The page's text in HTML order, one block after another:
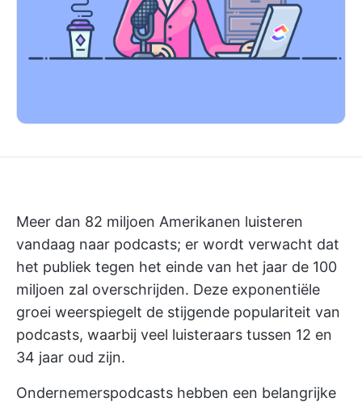
Meer dan 82 miljoen Amerikanen luisteren
vandaag naar podcasts; er wordt verwacht dat
het publiek tegen het einde van het jaar de 100
miljoen zal overschrijden. Deze exponentiële
groei weerspiegelt de stijgende populariteit van
podcasts, waarbij veel luisteraars tussen 12 en
34 jaar oud zijn.
Ondernemerspodcasts hebben een belangrijke